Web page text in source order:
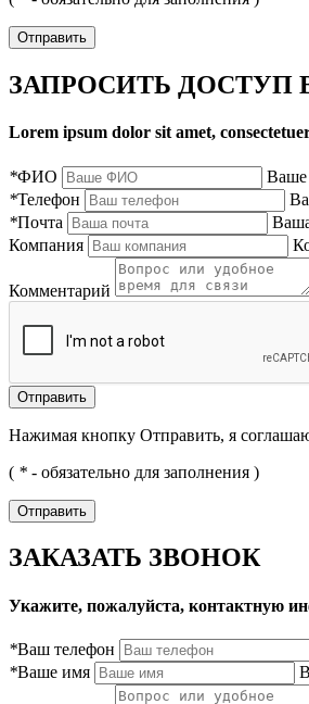
Отправить
ЗАПРОСИТЬ ДОСТУП В
Lorem ipsum dolor sit amet,
*ФИО
*Телефон
*Почта
Компания
Комментарий
Нажимая кнопку Отправить, я
( * - обязательно для заполнения )
ЗАКАЗАТЬ ЗВОНОК
Укажите, пожалуйста, контактную
*Ваш телефон
*Ваше имя